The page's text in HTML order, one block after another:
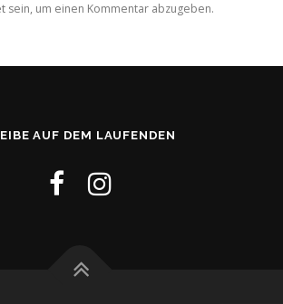
sein, um einen Kommentar abzugeben.
AUF DEM LAUFENDEN